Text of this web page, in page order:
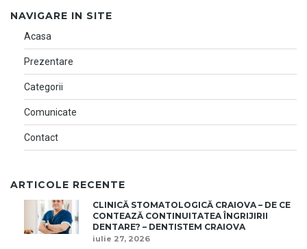
NAVIGARE IN SITE
Acasa
Prezentare
Categorii
Comunicate
Contact
ARTICOLE RECENTE
CLINICĂ STOMATOLOGICĂ CRAIOVA – DE CE
CONTEAZĂ CONTINUITATEA ÎNGRIJIRII
DENTARE? – DENTISTEM CRAIOVA
iulie 27, 2026